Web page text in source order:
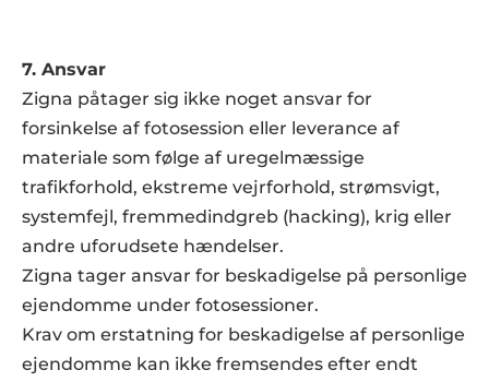
7. Ansvar
Zigna påtager sig ikke noget ansvar for
forsinkelse af fotosession eller leverance af
materiale som følge af uregelmæssige
trafikforhold, ekstreme vejrforhold, strømsvigt,
systemfejl, fremmedindgreb (hacking), krig eller
andre uforudsete hændelser.
Zigna tager ansvar for beskadigelse på personlige
ejendomme under fotosessioner.
Krav om erstatning for beskadigelse af personlige
ejendomme kan ikke fremsendes efter endt